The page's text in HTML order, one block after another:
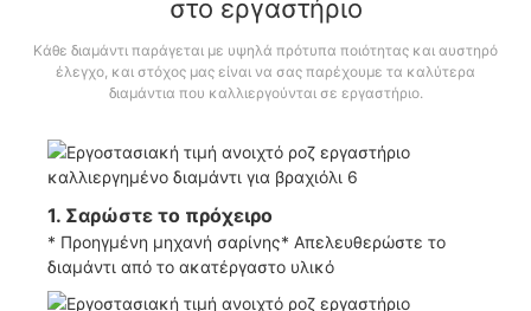
στο εργαστήριο
Κάθε διαμάντι παράγεται με υψηλά πρότυπα ποιότητας και αυστηρό
έλεγχο, και στόχος μας είναι να σας παρέχουμε τα καλύτερα
διαμάντια που καλλιεργούνται σε εργαστήριο.
1. Σαρώστε το πρόχειρο
* Προηγμένη μηχανή σαρίνης* Απελευθερώστε το
διαμάντι από το ακατέργαστο υλικό